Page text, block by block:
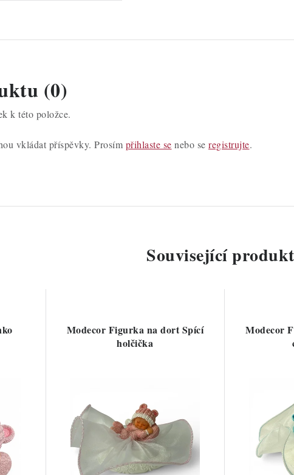
(0)
k této položce.
vkládat příspěvky. Prosím přihlaste se nebo se registrujte.
Související
Modecor Figurka na dort Spící
holčička
Modecor